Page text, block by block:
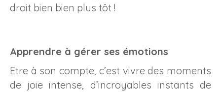
droit bien bien plus tôt !
Apprendre à gérer ses émotions
Etre à son compte, c’est vivre des moments
de joie intense, d’incroyables instants de